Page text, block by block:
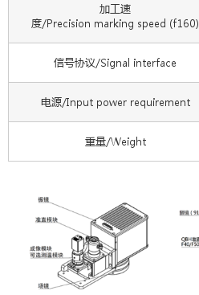
加工速
度/Precision marking speed (f160)
信号协议/Signal interface
电源/Input power requirement
重量/Weight